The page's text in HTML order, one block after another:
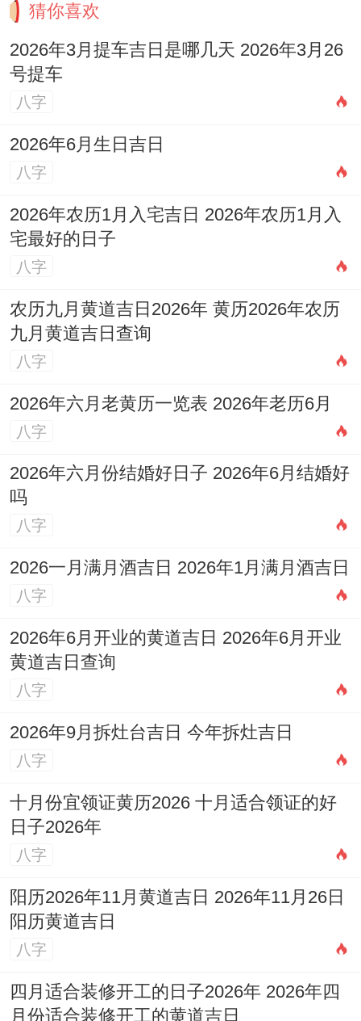
猜你喜欢
2026年3月提车吉日是哪几天 2026年3月26
号提车
八字
2026年6月生日吉日
八字
2026年农历1月入宅吉日 2026年农历1月入
宅最好的日子
八字
农历九月黄道吉日2026年 黄历2026年农历
九月黄道吉日查询
八字
2026年六月老黄历一览表 2026年老历6月
八字
2026年六月份结婚好日子 2026年6月结婚好
吗
八字
2026一月满月酒吉日 2026年1月满月酒吉日
八字
2026年6月开业的黄道吉日 2026年6月开业
黄道吉日查询
八字
2026年9月拆灶台吉日 今年拆灶吉日
八字
十月份宜领证黄历2026 十月适合领证的好
日子2026年
八字
阳历2026年11月黄道吉日 2026年11月26日
阳历黄道吉日
八字
四月适合装修开工的日子2026年 2026年四
月份适合装修开工的黄道吉日